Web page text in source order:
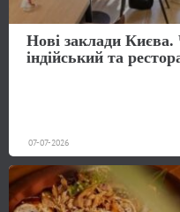
Нові заклади Києва.
індійський та
07-07-2026